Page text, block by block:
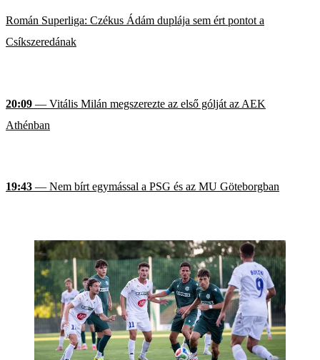
Román Superliga: Czékus Ádám duplája sem ért pontot a
Csíkszeredának
20:09 — Vitális Milán megszerezte az első gólját az AEK
Athénban
19:43 — Nem bírt egymással a PSG és az MU Göteborgban